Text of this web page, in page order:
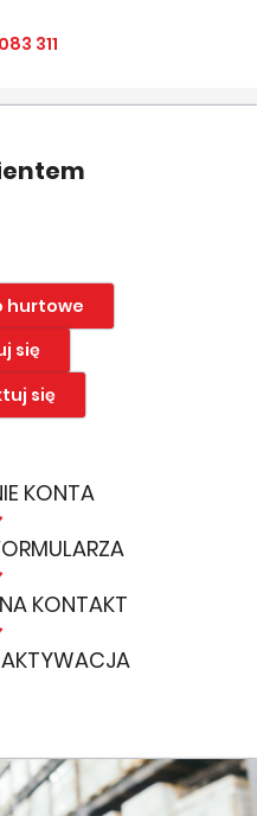
311
hurtowe
się
się
KONTA
KONTAKT